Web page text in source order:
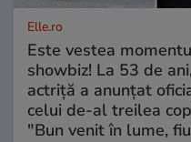
Elle.ro
Este vestea
showbiz! La 53 de
actriță a anunțat
celui de-al treilea
"Bun venit în lume,